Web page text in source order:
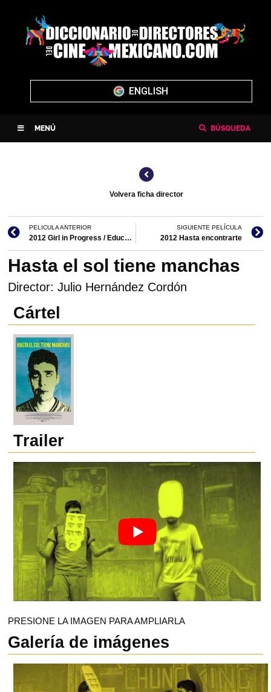
ENGLISH
MENÚ BÚSQUEDA
Volvera ficha director
PELICULA ANTERIOR
2012 Girl in Progress / Educando a mamá (filmografía en Estados Unidos)
SIGUIENTE PELÍCULA
2012 Hasta encontrarte
Hasta el sol tiene manchas
Director: Julio Hernández Cordón
Cártel
Trailer
PRESIONE LA IMAGEN PARA AMPLIARLA
Galería de imágenes